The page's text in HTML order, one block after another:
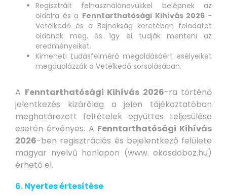
Regisztrált felhasználónevükkel belépnek az
oldalra és a Fenntarthatósági Kihívás 2026 -
Vetélkedő és a Bajnokság keretében feladatot
oldanak meg, és így el tudják menteni az
eredményeiket.
Kimeneti tudásfelmérő megoldásáért esélyeiket
megduplázzák a Vetélkedő sorsolásában.
A Fenntarthatósági Kihívás 2026-ra történő
jelentkezés kizárólag a jelen tájékoztatóban
meghatározott feltételek együttes teljesülése
esetén érvényes. A Fenntarthatósági Kihívás
2026-ben regisztrációs és bejelentkező felülete
magyar nyelvű honlapon (www. okosdoboz.hu)
érhető el.
6. Nyertes értesítése